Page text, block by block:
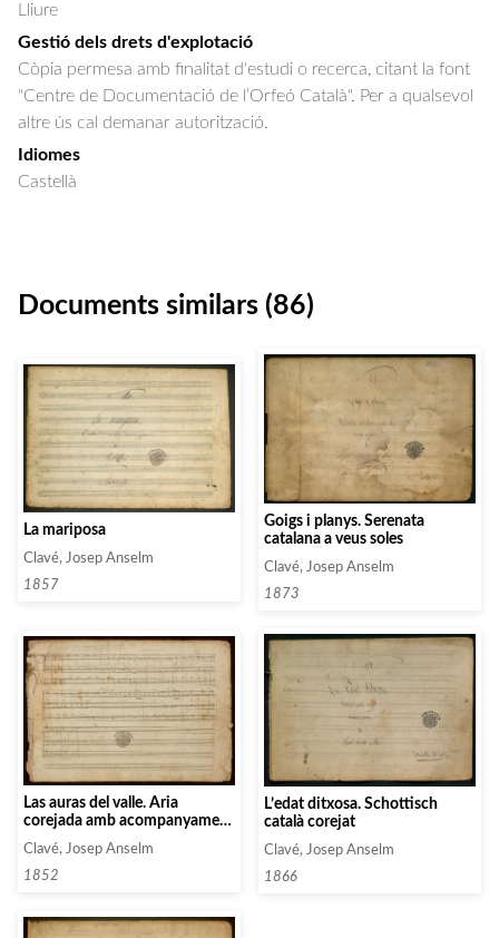
Lliure
Gestió dels drets d'explotació
Còpia permesa amb finalitat d'estudi o recerca, citant la font
"Centre de Documentació de l’Orfeó Català". Per a qualsevol
altre ús cal demanar autorització.
Idiomes
Castellà
Documents similars (86)
La mariposa
Clavé, Josep Anselm
1857
Goigs i planys. Serenata
catalana a veus soles
Clavé, Josep Anselm
1873
Las auras del valle. Ària
corejada amb acompanyament
de dues flautes, guitarra i baix
Clavé, Josep Anselm
1852
L’edat ditxosa. Schottisch
català corejat
Clavé, Josep Anselm
1866